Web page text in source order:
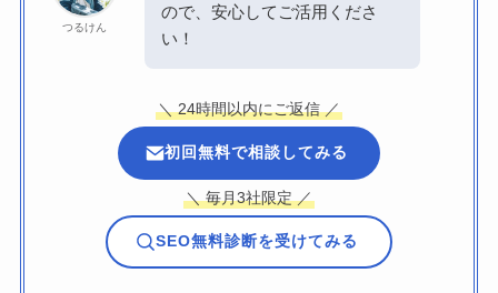
つるけん
ので、安心してご活用くださ
い！
＼ 24時間以内にご返信 ／
初回無料で相談してみる
＼ 毎月3社限定 ／
SEO無料診断を受けてみる